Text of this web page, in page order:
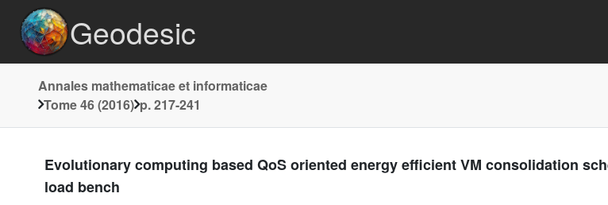
Geodesic
Annales mathematicae et informaticae
Tome 46 (2016) p. 217-241
Evolutionary computing based QoS oriented energy efficient VM consolidation
load bench